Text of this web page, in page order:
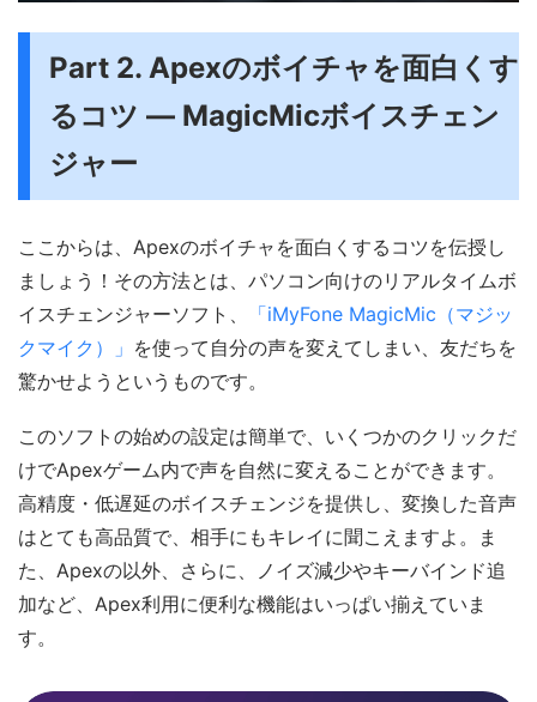
Part 2. Apexのボイチャを面白くす
るコツ ― MagicMicボイスチェン
ジャー
ここからは、Apexのボイチャを面白くするコツを伝授し
ましょう！その方法とは、パソコン向けのリアルタイムボ
イスチェンジャーソフト、
「iMyFone MagicMic（マジッ
クマイク）」 を使って自分の声を変えてしまい、友だちを
驚かせようというものです。
このソフトの始めの設定は簡単で、いくつかのクリックだ
けでApexゲーム内で声を自然に変えることができます。
高精度・低遅延のボイスチェンジを提供し、変換した音声
はとても高品質で、相手にもキレイに聞こえますよ。ま
た、Apexの以外、さらに、ノイズ減少やキーバインド追
加など、Apex利用に便利な機能はいっぱい揃えていま
す。